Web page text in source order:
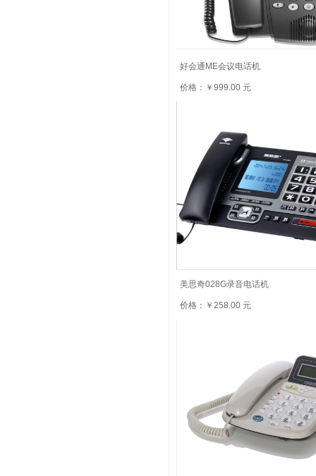
好会通ME会议电话机
价格：￥999.00 元
美思奇028G录音电话机
价格：￥258.00 元